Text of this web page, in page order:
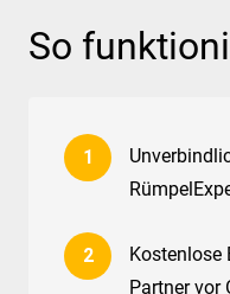
So
Kostenlose
Partner vor